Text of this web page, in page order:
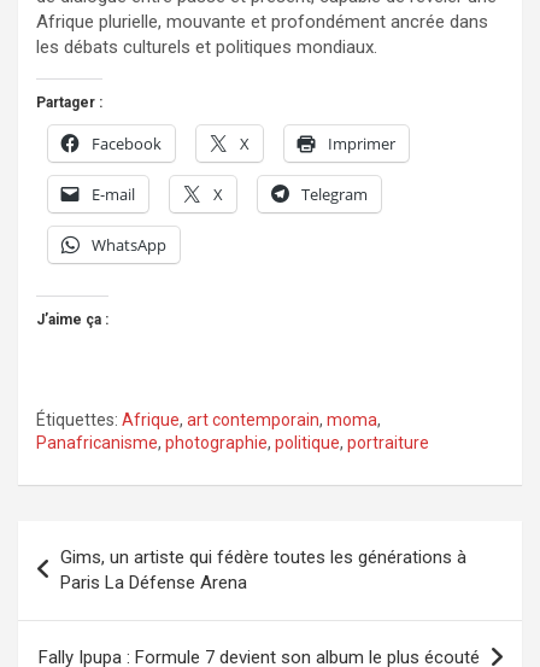
Afrique plurielle, mouvante et profondément ancrée dans
les débats culturels et politiques mondiaux.
Partager :
Facebook X Imprimer
E-mail X Telegram
WhatsApp
J’aime ça :
Étiquettes: Afrique, art contemporain, moma,
Panafricanisme, photographie, politique, portraiture
de
l’article
Gims, un artiste qui fédère toutes les générations à
Paris La Défense Arena
Fally Ipupa : Formule 7 devient son album le plus écouté